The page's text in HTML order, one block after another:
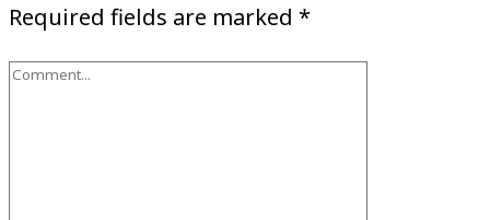
Required fields are marked *